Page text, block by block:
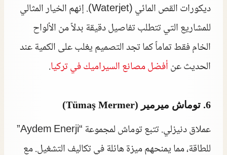
ديكورات القص المائي (Waterjet). إنهم الخيار المثالي
للمشاريع التي تتطلب تفاصيل دقيقة بدلاً من الألواح
الخام فقط تماماً كما تجد التصميم يغلب على الكمية عند
الحديث عنأفضل مصانع السيراميك في تركيا.
6. توماش ميرمير (Tümaş Mermer)
عملاق دنيزلي. تتبع توماش لمجموعة “Aydem Enerji”
للطاقة، مما يمنحهم ميزة هائلة في تكاليف التشغيل. مع